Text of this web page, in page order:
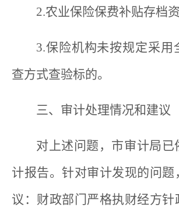
2.农业保险保费补贴存档
3.保险机构未按规定采用
查方式查验标的。
三、审计处理情况和建议
对上述问题，市审计局已
计报告。针对审计发现的问题
议：财政部门严格执财经方针